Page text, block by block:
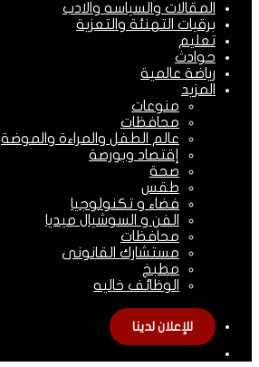
المقالات والسياسه والادب
برقيات التهنئة والتعزية
تعليم
حوادث
رياضة عالمية
المزيد
منوعات
محافظات
عالم الطفل والمراءة والموضة
إقتصاد وبورصة
صحة
طقس
فضاء و تكنولوجيا
الفن و السوشيال ميديا
محافظات
مستشارك القانونى
مطبخ
الوظائف خاليه
للإعلان لدينا